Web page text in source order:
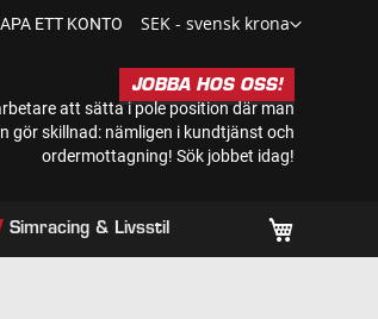
Valuta
SEK - svensk krona
ETT KONTO
JOBBA HOS OSS!
att sätta i pole position där man
gör skillnad: nämligen i kundtjänst och
ordermottagning! Sök jobbet idag!
Simracing & Livsstil